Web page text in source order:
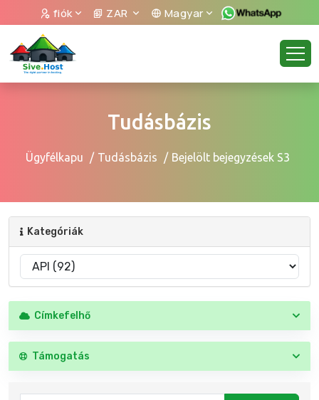
fiók ZAR Magyar
Tudásbázis
Ügyfélkapu Tudásbázis Bejelölt bejegyzések S3
Kategóriák
Címkefelhő
Támogatás